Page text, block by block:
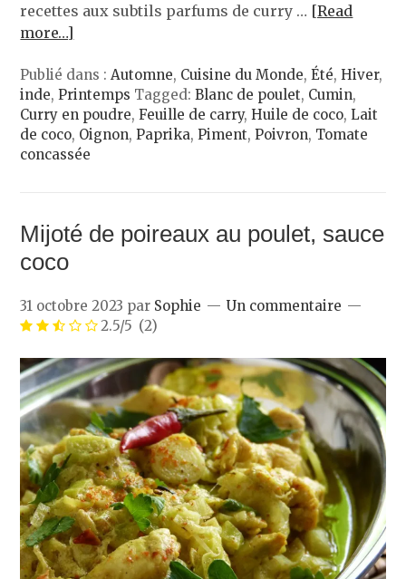
recettes aux subtils parfums de curry … [Read
more…]
Publié dans :Automne, Cuisine du Monde,Été,Hiver,
inde,Printemps Tagged:Blanc de poulet, Cumin,
Curry en poudre,Feuille de carry,Huile de coco,Lait
de coco, Oignon,Paprika,Piment,Poivron, Tomate
concassée
Mijoté de poireaux au poulet, sauce
coco
31 octobre 2023 par Sophie
Un commentaire
2.5/5 (2)